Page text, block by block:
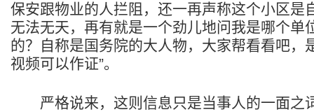
保安跟物业的人拦阻，还一再声称这个小区是
无法无天，再有就是一个劲儿地问我是哪个单
的？自称是国务院的大人物，大家帮看看吧，
视频可以作证”。
严格说来，这则信息只是当事人的一面之